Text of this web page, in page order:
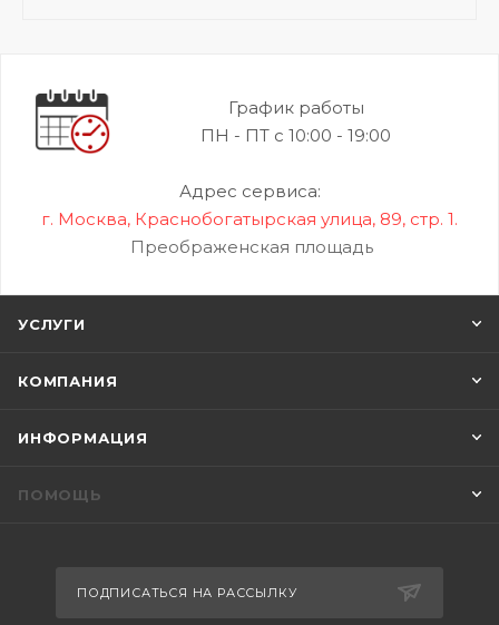
График работы
ПН - ПТ с 10:00 - 19:00
Адрес сервиса:
г. Москва, Краснобогатырская улица, 89, стр. 1.
Преображенская площадь
УСЛУГИ
КОМПАНИЯ
ИНФОРМАЦИЯ
ПОМОЩЬ
ПОДПИСАТЬСЯ НА РАССЫЛКУ